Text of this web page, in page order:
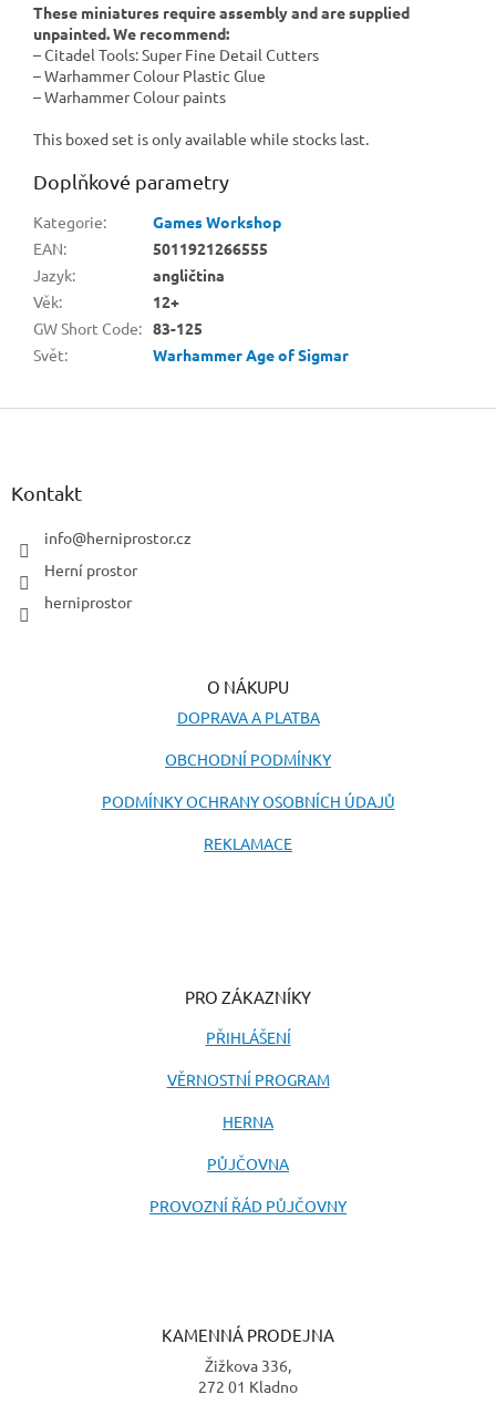
These miniatures require assembly and are supplied
unpainted. We recommend:
– Citadel Tools: Super Fine Detail Cutters
– Warhammer Colour Plastic Glue
– Warhammer Colour paints
This boxed set is only available while stocks last.
Doplňkové parametry
Kategorie:
Games Workshop
EAN:
5011921266555
Jazyk:
angličtina
Věk:
12+
GW Short Code: 83-125
Svět: Warhammer Age of Sigmar
Z
Kontakt
info@herniprostor.cz
Herní prostor
herniprostor
O NÁKUPU
DOPRAVA A PLATBA
OBCHODNÍ PODMÍNKY
PODMÍNKY OCHRANY OSOBNÍCH ÚDAJŮ
REKLAMACE
PRO ZÁKAZNÍKY
PŘIHLÁŠENÍ
VĚRNOSTNÍ PROGRAM
HERNA
PŮJČOVNA
PROVOZNÍ ŘÁD PŮJČOVNY
KAMENNÁ PRODEJNA
Žižkova 336,
272 01 Kladno